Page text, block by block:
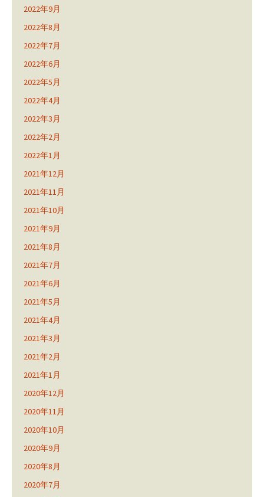
2022年9月
2022年8月
2022年7月
2022年6月
2022年5月
2022年4月
2022年3月
2022年2月
2022年1月
2021年12月
2021年11月
2021年10月
2021年9月
2021年8月
2021年7月
2021年6月
2021年5月
2021年4月
2021年3月
2021年2月
2021年1月
2020年12月
2020年11月
2020年10月
2020年9月
2020年8月
2020年7月